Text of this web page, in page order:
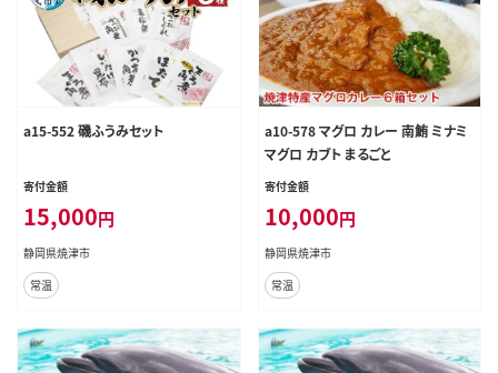
a15-552 磯ふうみセット
寄付金額
15,000円
静岡県焼津市
常温
a10-578 マグロ カレー 南鮪 ミナミ
マグロ カブト まるごと
寄付金額
10,000円
静岡県焼津市
常温